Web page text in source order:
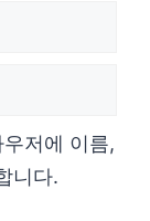
저에 이름,
니다.